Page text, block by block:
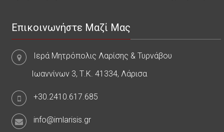
Επικοινωνήστε Μαζί Μας
Ιερά Μητρόπολις Λαρίσης & Τυρνάβου
Ιωαννίνων 3, Τ.Κ. 41334, Λάρισα
+30.2410.617.685
info@imlarisis.gr